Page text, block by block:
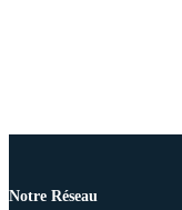
Notre Réseau